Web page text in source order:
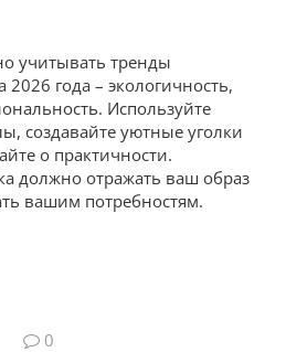
учитывать тренды
года – экологичность,
Используйте
создавайте уютные уголки
о практичности.
должно отражать ваш образ
вашим потребностям.
0